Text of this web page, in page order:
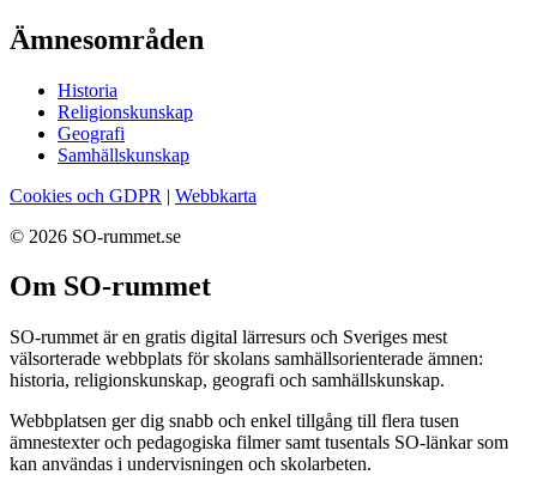
Ämnesområden
Historia
Religionskunskap
Geografi
Samhällskunskap
Cookies och GDPR | Webbkarta
© 2026 SO-rummet.se
Om SO-rummet
SO-rummet är en gratis digital lärresurs och Sveriges mest
välsorterade webbplats för skolans samhällsorienterade ämnen:
historia, religionskunskap, geografi och samhällskunskap.
Webbplatsen ger dig snabb och enkel tillgång till flera tusen
ämnestexter och pedagogiska filmer samt tusentals SO-länkar som
kan användas i undervisningen och skolarbeten.